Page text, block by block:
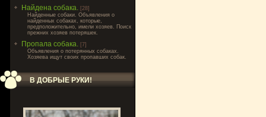
Найдена собака. [28]
Найденные собаки. Объявления о
найденных собаках, которые,
предположительно, имели хозяев. Поиск
прежних хозяев потеряшек.
Пропала собака. [7]
Объявления о потерянных собаках.
Хозяева ищут своих пропавших собак.
В ДОБРЫЕ РУКИ!